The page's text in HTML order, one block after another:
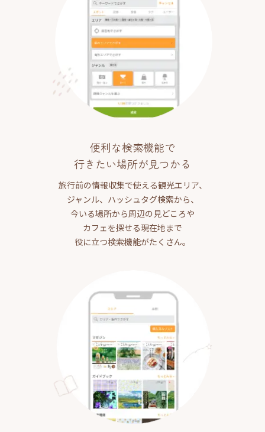
便利な検索機能で
行きたい場所が見つかる
旅行前の情報収集で使える観光エリア、
ジャンル、ハッシュタグ検索から、
今いる場所から周辺の見どころや
カフェを探せる現在地まで
役に立つ検索機能がたくさん。